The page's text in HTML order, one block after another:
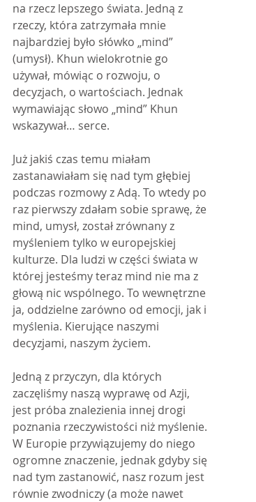
na rzecz lepszego świata. Jedną z
rzeczy, która zatrzymała mnie
najbardziej było słówko „mind”
(umysł). Khun wielokrotnie go
używał, mówiąc o rozwoju, o
decyzjach, o wartościach. Jednak
wymawiając słowo „mind” Khun
wskazywał… serce.
Już jakiś czas temu miałam
zastanawiałam się nad tym głębiej
podczas rozmowy z Adą. To wtedy po
raz pierwszy zdałam sobie sprawę, że
mind, umysł, został zrównany z
myśleniem tylko w europejskiej
kulturze. Dla ludzi w części świata w
której jesteśmy teraz mind nie ma z
głową nic wspólnego. To wewnętrzne
ja, oddzielne zarówno od emocji, jak i
myślenia. Kierujące naszymi
decyzjami, naszym życiem.
Jedną z przyczyn, dla których
zaczęliśmy naszą wyprawę od Azji,
jest próba znalezienia innej drogi
poznania rzeczywistości niż myślenie.
W Europie przywiązujemy do niego
ogromne znaczenie, jednak gdyby się
nad tym zastanowić, nasz rozum jest
równie zwodniczy (a może nawet